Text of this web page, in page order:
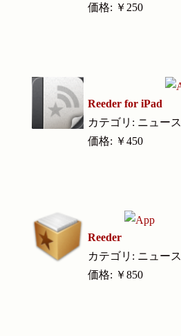
価格: ￥250
Reeder for iPad
カテゴリ: ニュース
価格: ￥450
Reeder
カテゴリ: ニュース
価格: ￥850